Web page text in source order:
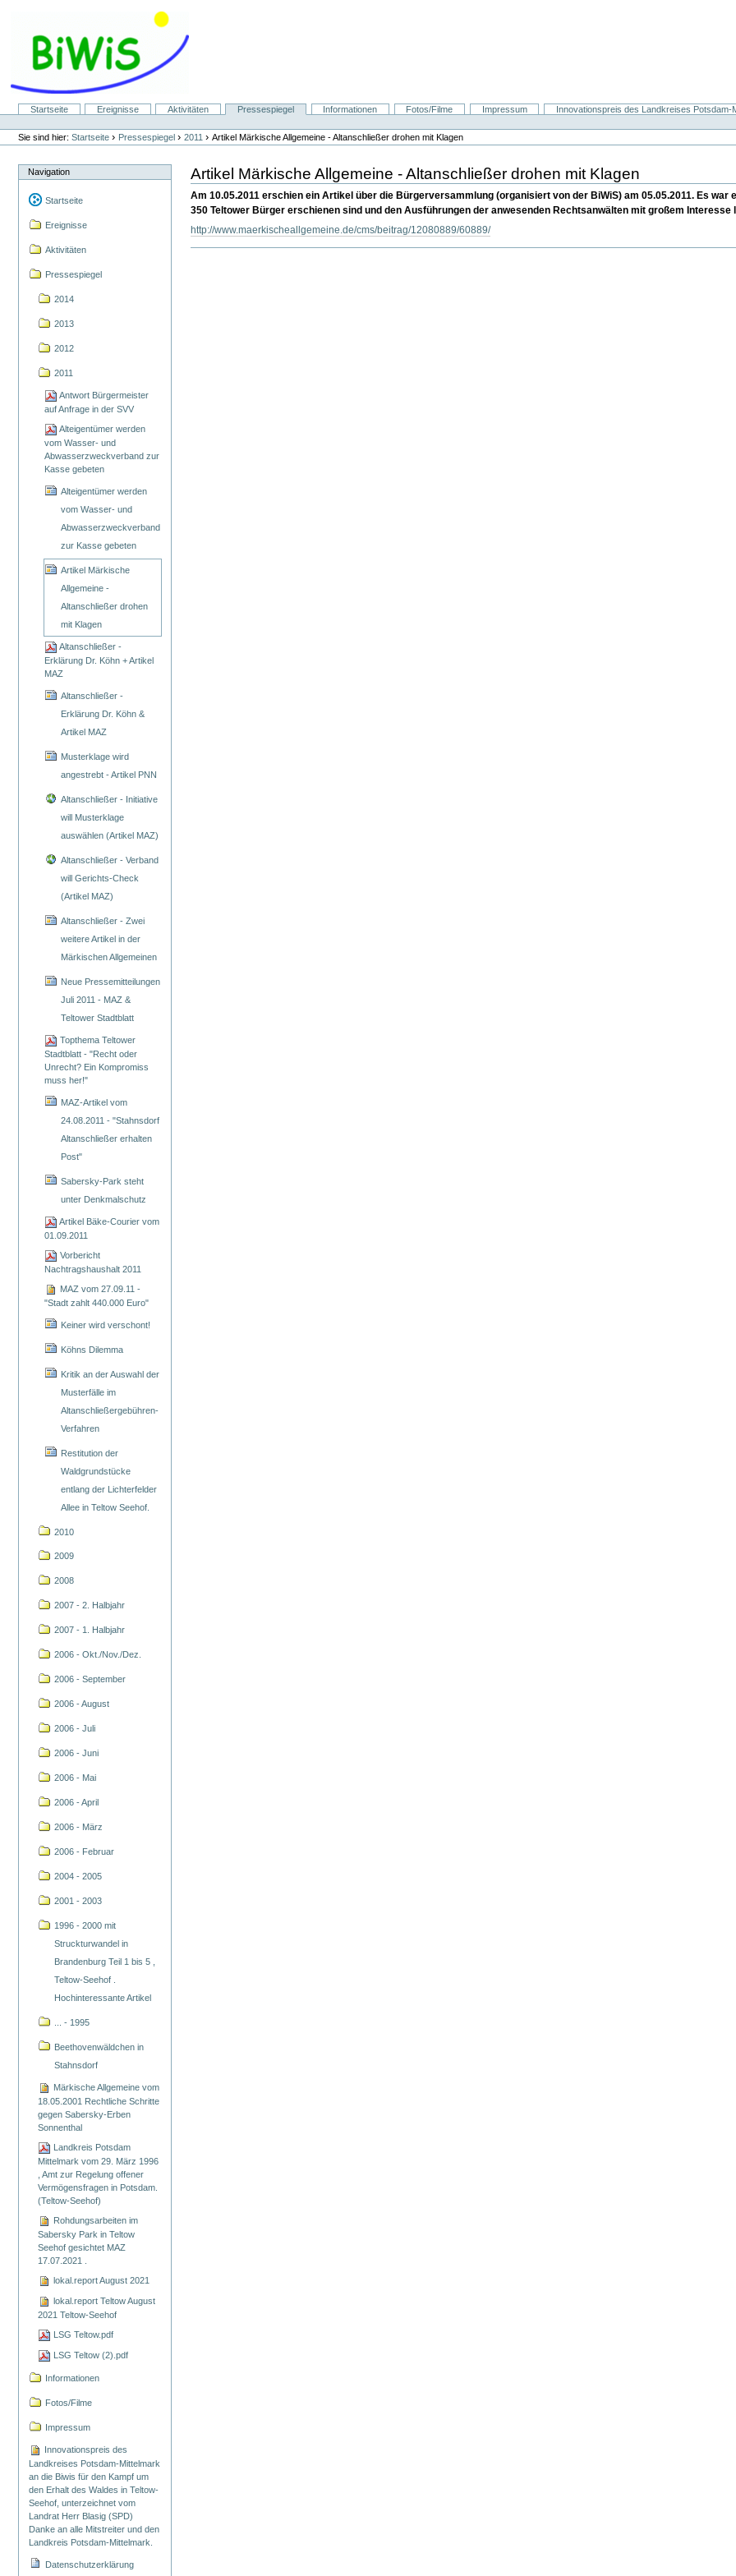
Navigation
SektionenStartseite Ereignisse Aktivitäten Pressespiegel Informationen Fotos/Filme Impressum
Innovationspreis des Landkreises
Benutzerspezifische
Werkzeuge
Sie sind hier: Startseite › Pressespiegel ›2011 ›Artikel Märkische Allgemeine - Altanschließer drohen mit Klagen
Navigation
Startseite
Ereignisse
Aktivitäten
Pressespiegel
2014
2013
2012
2011
Antwort Bürgermeister
auf Anfrage in der SVV
Alteigentümer werden
vom Wasser- und
Abwasserzweckverband zur
Kasse gebeten
Alteigentümer werden
vom Wasser- und
Abwasserzweckverband
zur Kasse gebeten
Artikel Märkische
Allgemeine -
Altanschließer drohen
mit Klagen
Altanschließer -
Erklärung Dr. Köhn + Artikel
MAZ
Altanschließer -
Erklärung Dr. Köhn &
Artikel MAZ
Musterklage wird
angestrebt - Artikel PNN
Altanschließer - Initiative
will Musterklage
auswählen (Artikel MAZ)
Altanschließer - Verband
will Gerichts-Check
(Artikel MAZ)
Altanschließer - Zwei
weitere Artikel in der
Märkischen Allgemeinen
Neue Pressemitteilungen
Juli 2011 - MAZ &
Teltower Stadtblatt
Topthema Teltower
Stadtblatt - "Recht oder
Unrecht? Ein Kompromiss
muss her!"
MAZ-Artikel vom
24.08.2011 - "Stahnsdorf
Altanschließer erhalten
Post"
Sabersky-Park steht
unter Denkmalschutz
Artikel Bäke-Courier vom
01.09.2011
Vorbericht
Nachtragshaushalt 2011
MAZ vom 27.09.11 -
"Stadt zahlt 440.000 Euro"
Keiner wird verschont!
Köhns Dilemma
Kritik an der Auswahl der
Musterfälle im
Altanschließergebühren-
Verfahren
Restitution der
Waldgrundstücke
entlang der Lichterfelder
Allee in Teltow Seehof.
2010
2009
2008
2007 - 2. Halbjahr
2007 - 1. Halbjahr
2006 - Okt./Nov./Dez.
2006 - September
2006 - August
2006 - Juli
2006 - Juni
2006 - Mai
2006 - April
2006 - März
2006 - Februar
2004 - 2005
2001 - 2003
1996 - 2000 mit
Struckturwandel in
Brandenburg Teil 1 bis 5 ,
Teltow-Seehof .
Hochinteressante Artikel
... - 1995
Beethovenwäldchen in
Stahnsdorf
Märkische Allgemeine vom
18.05.2001 Rechtliche Schritte
gegen Sabersky-Erben
Sonnenthal
Landkreis Potsdam
Mittelmark vom 29. März 1996
, Amt zur Regelung offener
Vermögensfragen in Potsdam.
(Teltow-Seehof)
Rohdungsarbeiten im
Sabersky Park in Teltow
Seehof gesichtet MAZ
17.07.2021 .
lokal.report August 2021
lokal.report Teltow August
2021 Teltow-Seehof
LSG Teltow.pdf
LSG Teltow (2).pdf
Informationen
Fotos/Filme
Impressum
Innovationspreis des
Landkreises Potsdam-Mittelmark
an die Biwis für den Kampf um
den Erhalt des Waldes in Teltow-
Seehof, unterzeichnet vom
Landrat Herr Blasig (SPD)
Danke an alle Mitstreiter und den
Landkreis Potsdam-Mittelmark.
Datenschutzerklärung
Artikel Märkische Allgemeine - Altanschließer drohen mit Klagen
Am 10.05.2011 erschien ein Artikel über die Bürgerversammlung (organisiert von der BiWiS) am 05.05.2011. Es war
350 Teltower Bürger erschienen sind und den Ausführungen der anwesenden Rechtsanwälten mit großem Interesse
http://www.maerkischeallgemeine.de/cms/beitrag/12080889/60889/